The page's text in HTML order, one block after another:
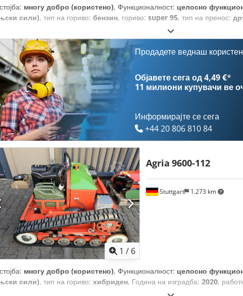
многу добро (користено), Функционалност: целосно
сили), тип на гориво: бензин, гориво: super 95, тип на пренос:
Продадете веднаш
Објавете сега од 4,49 €*
11 милиони купувачи ве
Информирајте се сега
+44 20 806 810 84
1 / 6
Stuttgart 1.273 km
Agria 9600-112
многу добро (користено), Функционалност: целосно
сили), тип на гориво: хибриден, Година на изградба: 2020,